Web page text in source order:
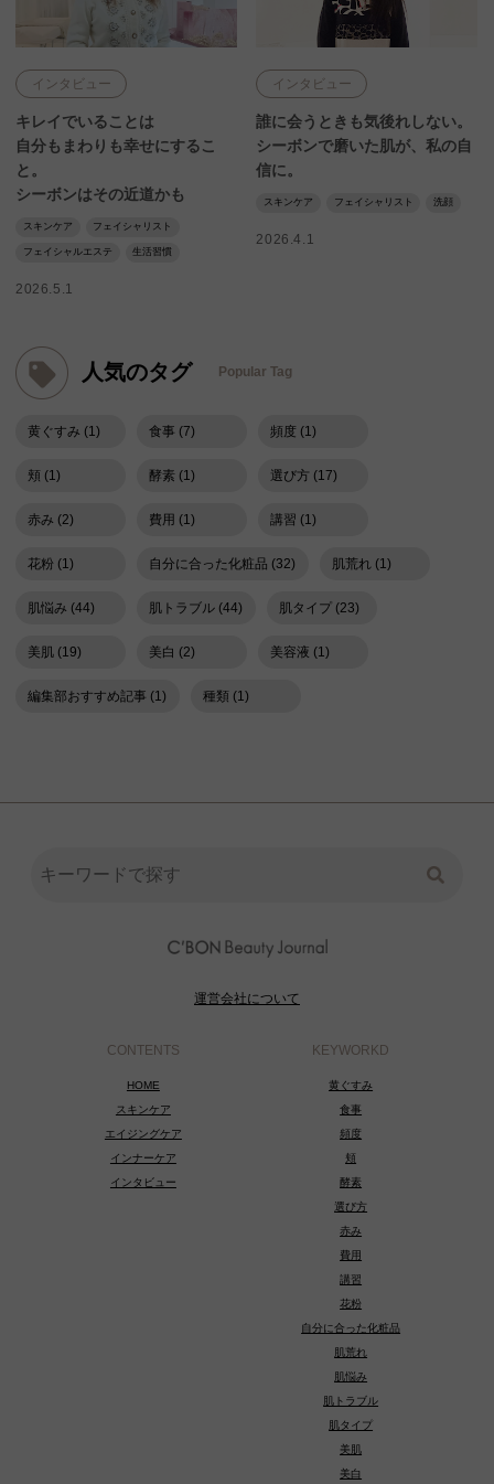
インタビュー
キレイでいることは
自分もまわりも幸せにするこ
と。
シーボンはその近道かも
スキンケア フェイシャリスト
フェイシャルエステ 生活習慣
2026.5.1
インタビュー
誰に会うときも気後れしない。
シーボンで磨いた肌が、私の自
信に。
スキンケア フェイシャリスト 洗顔
2026.4.1
人気のタグ Popular Tag
黄ぐすみ (1) 食事 (7) 頻度 (1)
頬 (1) 酵素 (1) 選び方 (17)
赤み (2) 費用 (1) 講習 (1)
花粉 (1) 自分に合った化粧品 (32) 肌荒れ (1)
肌悩み (44) 肌トラブル (44) 肌タイプ (23)
美肌 (19) 美白 (2) 美容液 (1)
編集部おすすめ記事 (1) 種類 (1)
運営会社について
CONTENTS
HOME
スキンケア
エイジングケア
インナーケア
インタビュー
KEYWORKD
黄ぐすみ
食事
頻度
頬
酵素
選び方
赤み
費用
講習
花粉
自分に合った化粧品
肌荒れ
肌悩み
肌トラブル
肌タイプ
美肌
美白